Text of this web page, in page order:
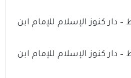
المغني ج16 ط – دار كنوز الإسلام للإمام ابن
المغني ج15 ط – دار كنوز الإسلام للإمام ابن